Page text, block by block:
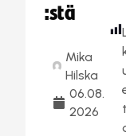
:stä
Mika
Hilska
06.08.
2026
t